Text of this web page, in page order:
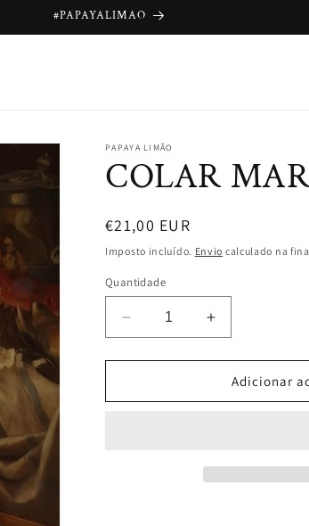
#PAPAYALIMAO
PAPAYA LIMÃO
COLAR
Preço
normal
€21,00 EUR
Imposto incluído. Envio calculado na
Quantidade
Diminuir
a
quantidade
COLAR
Aumentar
a
quantidade
COLAR
Adicionar